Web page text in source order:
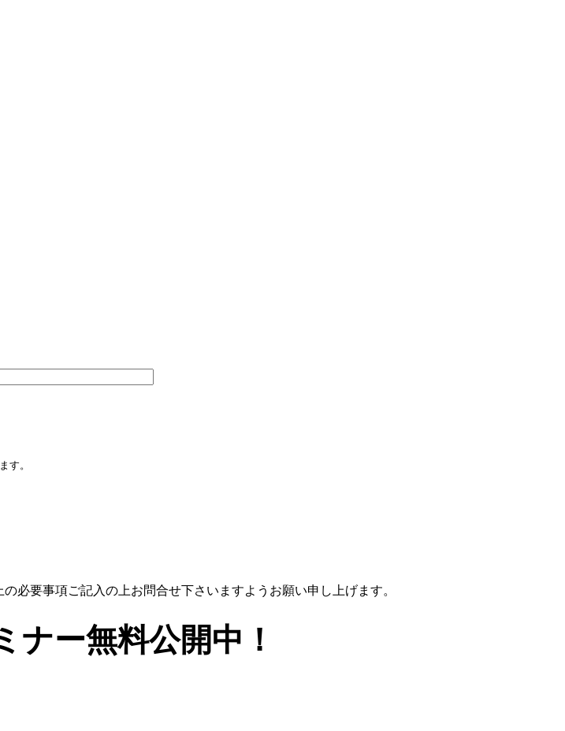
す。
の必要事項ご記入の上お問合せ下さいますようお願い申し上げます。
ナー無料公開中！